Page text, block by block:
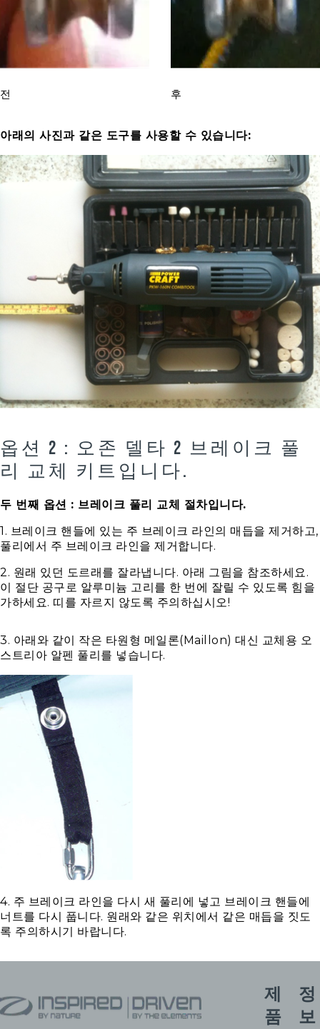
전 후
아래의 사진과 같은 도구를 사용할 수 있습니다:
옵션 2 : 오존 델타 2 브레이크 풀
리 교체 키트입니다.
두 번째 옵션 : 브레이크 풀리 교체 절차입니다.
1. 브레이크 핸들에 있는 주 브레이크 라인의 매듭을 제거하고,
풀리에서 주 브레이크 라인을 제거합니다.
2. 원래 있던 도르래를 잘라냅니다. 아래 그림을 참조하세요.
이 절단 공구로 알루미늄 고리를 한 번에 잘릴 수 있도록 힘을
가하세요. 띠를 자르지 않도록 주의하십시오!
3. 아래와 같이 작은 타원형 메일론(Maillon) 대신 교체용 오
스트리아 알펜 풀리를 넣습니다.
4. 주 브레이크 라인을 다시 새 풀리에 넣고 브레이크 핸들에
너트를 다시 풉니다. 원래와 같은 위치에서 같은 매듭을 짓도
록 주의하시기 바랍니다.
제
품
정
보